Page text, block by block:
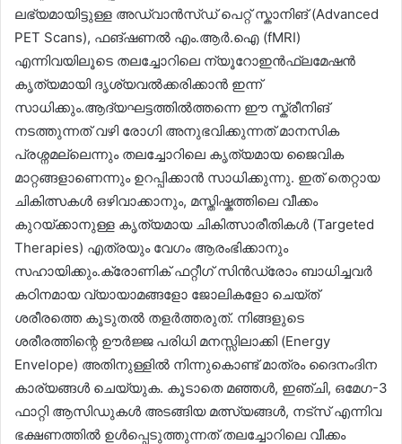
ലഭ്യമായിട്ടുള്ള അഡ്വാൻസ്ഡ് പെറ്റ് സ്കാനിങ് (Advanced
PET Scans), ഫങ്ഷണൽ എം.ആർ.ഐ (fMRI)
എന്നിവയിലൂടെ തലച്ചോറിലെ ന്യൂറോഇൻഫ്ലമേഷൻ
കൃത്യമായി ദൃശ്യവൽക്കരിക്കാൻ ഇന്ന്
സാധിക്കും.ആദ്യഘട്ടത്തിൽത്തന്നെ ഈ സ്ക്രീനിങ്
നടത്തുന്നത് വഴി രോഗി അനുഭവിക്കുന്നത് മാനസിക
പ്രശ്നമല്ലെന്നും തലച്ചോറിലെ കൃത്യമായ ജൈവിക
മാറ്റങ്ങളാണെന്നും ഉറപ്പിക്കാൻ സാധിക്കുന്നു. ഇത് തെറ്റായ
ചികിത്സകൾ ഒഴിവാക്കാനും, മസ്തിഷ്കത്തിലെ വീക്കം
കുറയ്ക്കാനുള്ള കൃത്യമായ ചികിത്സാരീതികൾ (Targeted
Therapies) എത്രയും വേഗം ആരംഭിക്കാനും
സഹായിക്കും.ക്രോണിക് ഫറ്റീഗ് സിൻഡ്രോം ബാധിച്ചവർ
കഠിനമായ വ്യായാമങ്ങളോ ജോലികളോ ചെയ്ത്
ശരീരത്തെ കൂടുതൽ തളർത്തരുത്. നിങ്ങളുടെ
ശരീരത്തിന്റെ ഊർജ്ജ പരിധി മനസ്സിലാക്കി (Energy
Envelope) അതിനുള്ളിൽ നിന്നുകൊണ്ട് മാത്രം ദൈനംദിന
കാര്യങ്ങൾ ചെയ്യുക. കൂടാതെ മഞ്ഞൾ, ഇഞ്ചി, ഒമേഗ-3
ഫാറ്റി ആസിഡുകൾ അടങ്ങിയ മത്സ്യങ്ങൾ, നട്സ് എന്നിവ
ഭക്ഷണത്തിൽ ഉൾപ്പെടുത്തുന്നത് തലച്ചോറിലെ വീക്കം